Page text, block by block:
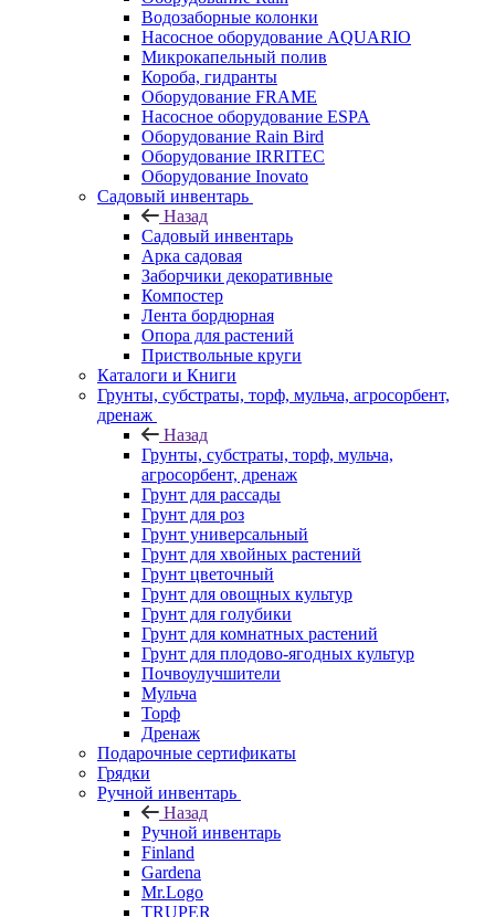
Водозаборные колонки
Насосное оборудование AQUARIO
Микрокапельный полив
Короба, гидранты
Оборудование FRAME
Насосное оборудование ESPA
Оборудование Rain Bird
Оборудование IRRITEC
Оборудование Inovato
Садовый инвентарь
Назад
Садовый инвентарь
Арка садовая
Заборчики декоративные
Компостер
Лента бордюрная
Опора для растений
Приствольные круги
Каталоги и Книги
Грунты, субстраты, торф, мульча, агросорбент,
дренаж
Назад
Грунты, субстраты, торф, мульча,
агросорбент, дренаж
Грунт для рассады
Грунт для роз
Грунт универсальный
Грунт для хвойных растений
Грунт цветочный
Грунт для овощных культур
Грунт для голубики
Грунт для комнатных растений
Грунт для плодово-ягодных культур
Почвоулучшители
Мульча
Торф
Дренаж
Подарочные сертификаты
Грядки
Ручной инвентарь
Назад
Ручной инвентарь
Finland
Gardena
Mr.Logo
TRUPER